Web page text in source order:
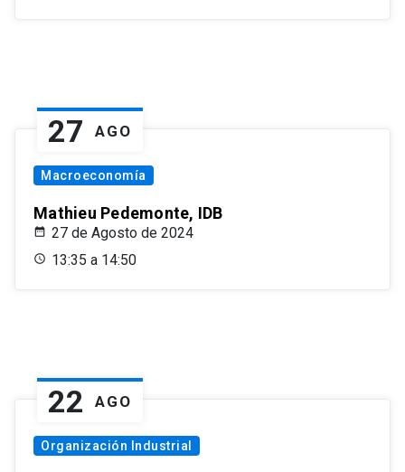
27 AGO
Macroeconomía
Mathieu Pedemonte, IDB
27 de Agosto de 2024
13:35 a 14:50
22 AGO
Organización Industrial